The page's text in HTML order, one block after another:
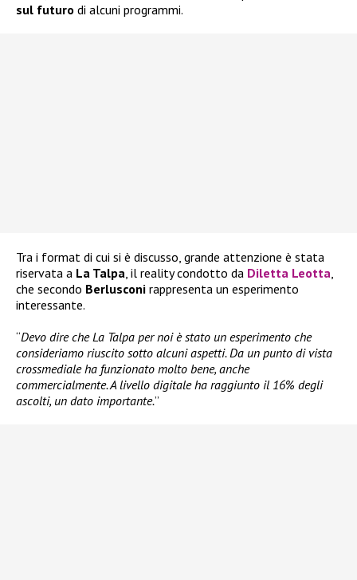
sul futuro di alcuni programmi.
Tra i format di cui si è discusso, grande attenzione è stata
riservata a La Talpa, il reality condotto da Diletta Leotta,
che secondo Berlusconi rappresenta un esperimento
interessante.
“Devo dire che La Talpa per noi è stato un esperimento che
consideriamo riuscito sotto alcuni aspetti. Da un punto di vista
crossmediale ha funzionato molto bene, anche
commercialmente. A livello digitale ha raggiunto il 16% degli
ascolti, un dato importante.”